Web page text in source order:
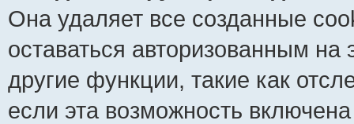
Она удаляет все созданные
оставаться авторизованным
другие функции, такие как
если эта возможность